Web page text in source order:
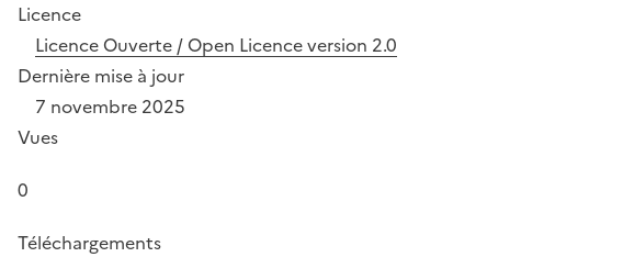
Licence
Licence Ouverte / Open Licence version 2.0
Dernière mise à jour
7 novembre 2025
Vues
0
Téléchargements